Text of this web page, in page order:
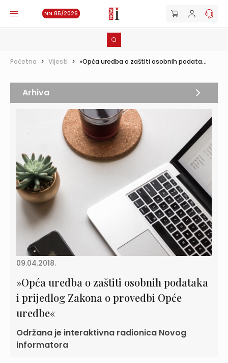
NN 85/2026
Početna > Vijesti > »Opća uredba o zaštiti osobnih podata...
09.04.2018.
»Opća uredba o zaštiti osobnih podataka
i prijedlog Zakona o provedbi Opće
uredbe«
Održana je interaktivna radionica Novog
informatora
Arhiva